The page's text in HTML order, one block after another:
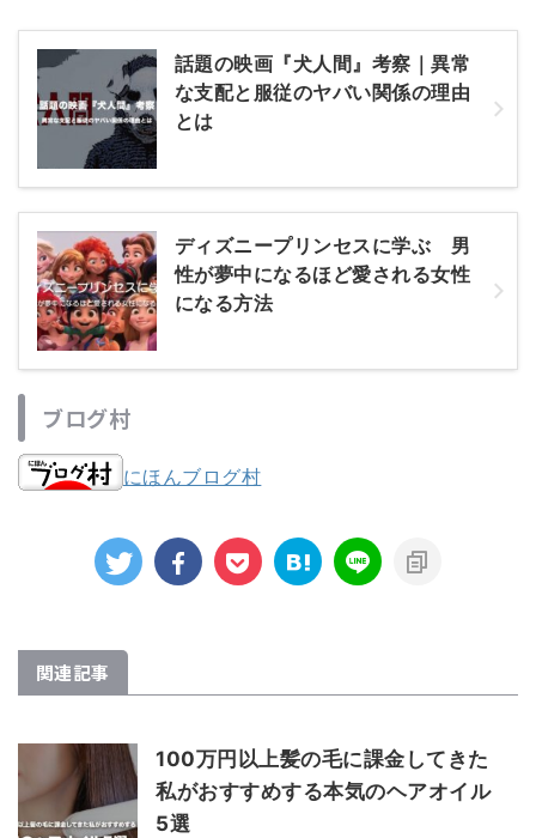
話題の映画『犬人間』考察｜異常
な支配と服従のヤバい関係の理由
とは
ディズニープリンセスに学ぶ 男
性が夢中になるほど愛される女性
になる方法
ブログ村
にほんブログ村
関連記事
100万円以上髪の毛に課金してきた
私がおすすめする本気のヘアオイル
5選